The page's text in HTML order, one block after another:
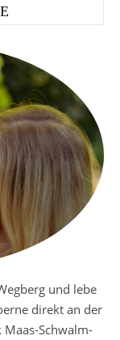
und lebe
direkt an der
Schwalm-